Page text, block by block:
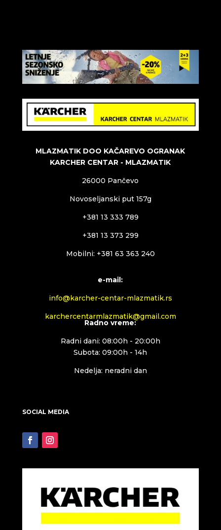
MLAZMATIK DOO KAČAREVO OGRANAK
KARCHER CENTAR - MLAZMATIK
26000 Pančevo
Novoseljanski put 157g
+381 13 333 789
+381 13 373 299
Mobilni: +381 63 363 240
e-mail:
info@karcher-centar-mlazmatik.rs
karchercentarmlazmatik@gmail.com
Radno vreme:
Radni dani: 08:00h - 20:00h
Subota: 09:00h - 14h
Nedelja: neradni dan
SOCIAL MEDIA